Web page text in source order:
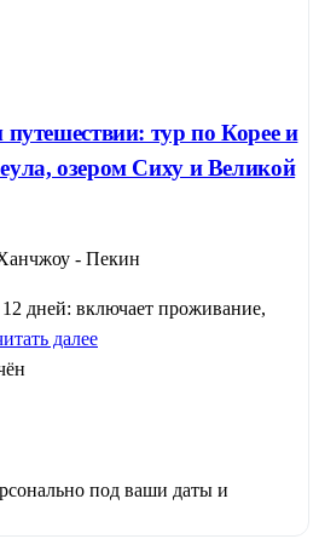
тур по Корее и
озером Сиху и Великой
- Пекин
дней: включает проживание,
далее
под ваши даты и